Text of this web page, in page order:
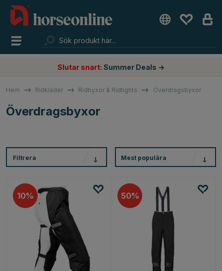
Slutar snart: Summer Deals →
Hem Ridkläder Ridbyxor & Ridtights Överdragsbyxor
Överdragsbyxor
Filtrera Mest populära
10 50